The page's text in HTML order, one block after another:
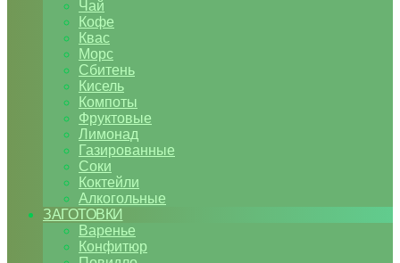
Чай
Кофе
Квас
Морс
Сбитень
Кисель
Компоты
Фруктовые
Лимонад
Газированные
Соки
Коктейли
Алкогольные
ЗАГОТОВКИ
Варенье
Конфитюр